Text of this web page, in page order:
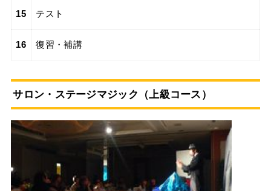
15 テスト
16 復習・補講
サロン・ステージマジック（上級コース）